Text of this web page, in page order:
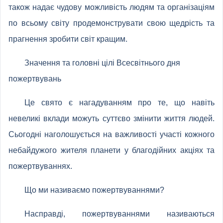
також надає чудову можливість людям та організаціям
по всьому світу продемонструвати свою щедрість та
прагнення зробити світ кращим.
Значення та головні цілі Всесвітнього дня
пожертвувань
Це свято є нагадуванням про те, що навіть
невеликі вклади можуть суттєво змінити життя людей.
Сьогодні наголошується на важливості участі кожного
небайдужого жителя планети у благодійних акціях та
пожертвуваннях.
Що ми називаємо пожертвуваннями?
Насправді, пожертвуваннями називаються